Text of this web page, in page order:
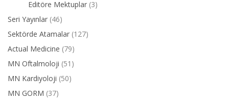
Editöre Mektuplar (3)
Seri Yayınlar (46)
Sektörde Atamalar (127)
Actual Medicine (79)
MN Oftalmoloji (51)
MN Kardiyoloji (50)
MN GORM (37)